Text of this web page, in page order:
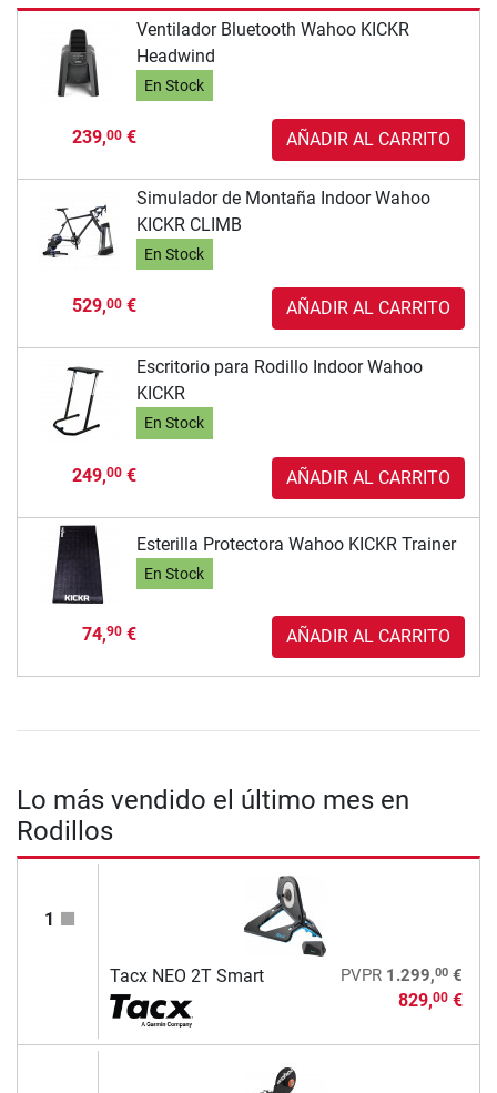
Ventilador Bluetooth Wahoo KICKR
Headwind
En Stock
239,00€ AÑADIR AL CARRITO
Simulador de Montaña Indoor Wahoo
KICKR CLIMB
En Stock
529,00€ AÑADIR AL CARRITO
Escritorio para Rodillo Indoor Wahoo
KICKR
En Stock
249,00€ AÑADIR AL CARRITO
Esterilla Protectora Wahoo KICKR Trainer
En Stock
74,90€ AÑADIR AL CARRITO
Lo más vendido el último mes en
Rodillos
1
Tacx NEO 2T Smart PVPR 1.299,00€
829,00€